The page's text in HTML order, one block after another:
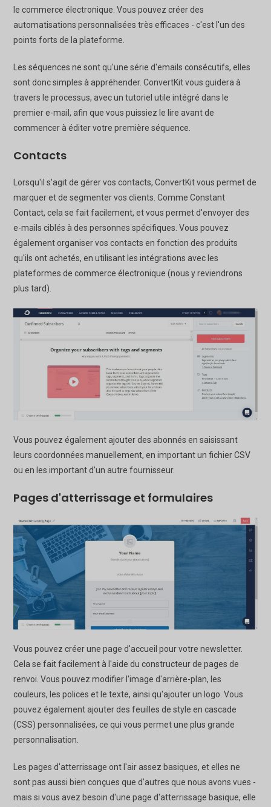
le commerce électronique. Vous pouvez créer des
automatisations personnalisées très efficaces - c'est l'un des
points forts de la plateforme.
Les séquences ne sont qu'une série d'emails consécutifs, elles
sont donc simples à appréhender. ConvertKit vous guidera à
travers le processus, avec un tutoriel utile intégré dans le
premier e-mail, afin que vous puissiez le lire avant de
commencer à éditer votre première séquence.
Contacts
Lorsqu'il s'agit de gérer vos contacts, ConvertKit vous permet de
marquer et de segmenter vos clients. Comme Constant
Contact, cela se fait facilement, et vous permet d'envoyer des
e-mails ciblés à des personnes spécifiques. Vous pouvez
également organiser vos contacts en fonction des produits
qu'ils ont achetés, en utilisant les intégrations avec les
plateformes de commerce électronique (nous y reviendrons
plus tard).
Vous pouvez également ajouter des abonnés en saisissant
leurs coordonnées manuellement, en important un fichier CSV
ou en les important d'un autre fournisseur.
Pages d'atterrissage et formulaires
Vous pouvez créer une page d'accueil pour votre newsletter.
Cela se fait facilement à l'aide du constructeur de pages de
renvoi. Vous pouvez modifier l'image d'arrière-plan, les
couleurs, les polices et le texte, ainsi qu'ajouter un logo. Vous
pouvez également ajouter des feuilles de style en cascade
(CSS) personnalisées, ce qui vous permet une plus grande
personnalisation.
Les pages d'atterrissage ont l'air assez basiques, et elles ne
sont pas aussi bien conçues que d'autres que nous avons vues -
mais si vous avez besoin d'une page d'atterrissage basique, elle